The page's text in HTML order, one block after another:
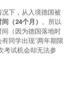
下，从入境德国被
（24个月） 。所以
（因为德国落地时
同学出现“两年期限
考试机会却无法参